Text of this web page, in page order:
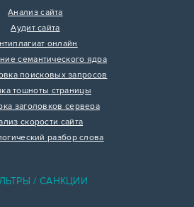
Анализ сайта
Аудит сайта
онлайн
семантического ядра
поисковых запросов
тошноты страницы
заголовков сервера
скорости сайта
разбор слова
/ САНКЦИИ